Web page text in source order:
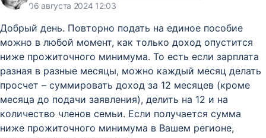
06 августа 2024 12:03
Добрый день. Повторно подать на единое пособие
можно в любой момент, как только доход опустится
ниже прожиточного минимума. То есть если зарплата
разная в разные месяцы, можно каждый месяц делать
просчет – суммировать доход за 12 месяцев (кроме
месяца до подачи заявления), делить на 12 и на
количество членов семьи. Если получается сумма
ниже прожиточного минимума в Вашем регионе,